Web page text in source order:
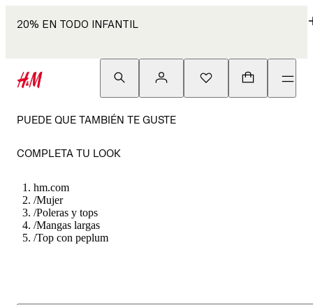
20% EN TODO INFANTIL
PUEDE QUE TAMBIÉN TE GUSTE
COMPLETA TU LOOK
hm.com
/Mujer
/Poleras y tops
/Mangas largas
/Top con peplum